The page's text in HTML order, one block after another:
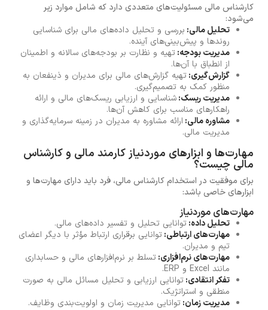
کارشناس مالی مسئولیت‌های متعددی دارد که شامل موارد زیر
می‌شود:
تحلیل مالی: بررسی و تحلیل داده‌های مالی برای شناسایی
روندها و پیش‌بینی‌های آینده.
مدیریت بودجه:تهیه و نظارت بر بودجه‌های سالانه و اطمینان
از انطباق با آن‌ها.
گزارش‌گیری:تهیه گزارش‌های مالی برای مدیران و ذینفعان به
منظور کمک به تصمیم‌گیری.
مدیریت ریسک:شناسایی و ارزیابی ریسک‌های مالی و ارائه
راهکارهای مناسب برای کاهش آن‌ها.
مشاوره مالی: ارائه مشاوره به مدیران در زمینه سرمایه‌گذاری و
مدیریت مالی.
مهارت‌ها و ابزارهای موردنیاز کارمند مالی و کارشناس
مالی چیست؟
برای موفقیت در استخدام کارشناس مالی، فرد باید دارای مهارت‌ها و
ابزارهای خاصی باشد:
مهارت‌های موردنیاز
تحلیل داده:توانایی تحلیل و تفسیر داده‌های مالی.
مهارت‌های ارتباطی:توانایی برقراری ارتباط مؤثر با دیگر اعضای
تیم و مدیران.
مهارت‌های نرم‌افزاری:تسلط بر نرم‌افزارهای مالی و حسابداری
مانند Excel و ERP.
تفکر انتقادی:توانایی ارزیابی و تحلیل مسائل مالی به صورت
منطقی و استراتژیک.
مدیریت زمان:توانایی مدیریت زمان و اولویت‌بندی وظایف.